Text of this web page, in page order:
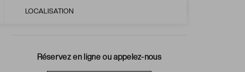
LOCALISATION
Réservez en ligne ou appelez-nous